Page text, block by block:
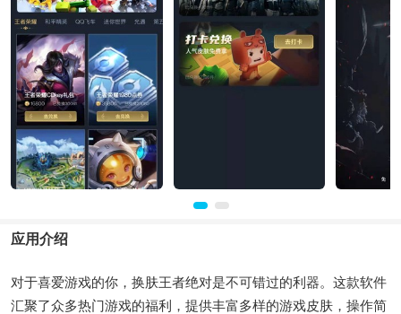
应用介绍
对于喜爱游戏的你，换肤王者绝对是不可错过的利器。这款软件
汇聚了众多热门游戏的福利，提供丰富多样的游戏皮肤，操作简